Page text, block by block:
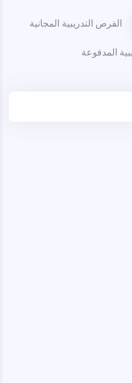
الفرص التدريبية المجانية
المدفوعة